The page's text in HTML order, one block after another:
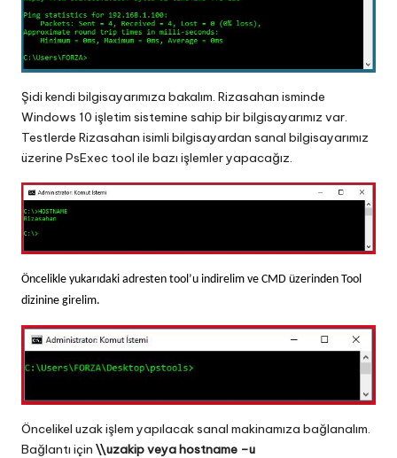
Şidi kendi bilgisayarımıza bakalım. Rizasahan isminde
Windows 10 işletim sistemine sahip bir bilgisayarımız var.
Testlerde Rizasahan isimli bilgisayardan sanal bilgisayarımız
üzerine PsExec tool ile bazı işlemler yapacağız.
Öncelikle yukarıdaki adresten tool’u indirelim ve CMD üzerinden Tool
dizinine girelim.
Öncelikel uzak işlem yapılacak sanal makinamıza bağlanalım.
Bağlantı için \\uzakipveya hostname –u